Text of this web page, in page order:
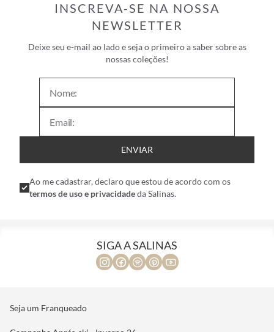
INSCREVA-SE NA NOSSA
NEWSLETTER
Deixe seu e-mail ao lado e seja o primeiro a saber sobre as
nossas coleções!
ENVIAR
Ao me cadastrar, declaro que estou de acordo com os
termos de uso e privacidadeda Salinas.
SIGA A SALINAS
Seja um Franqueado